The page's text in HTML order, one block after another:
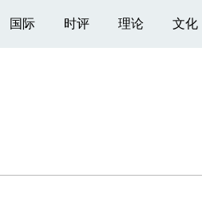
国际 时评 理论 文化